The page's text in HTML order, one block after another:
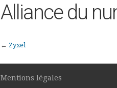
Alliance du
← Zyxel
Mentions légales